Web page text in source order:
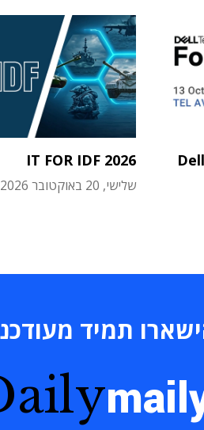
IT FOR IDF 2026
שלישי, 20 באוקטובר 2026
תמיד